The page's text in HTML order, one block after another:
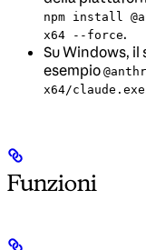
npm install
x64 --force.
Su Windows,
esempio
x64/claude.exe
Funzioni